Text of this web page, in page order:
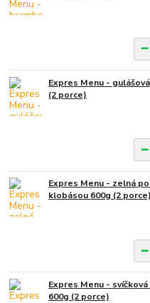
Expres Menu -
(2 porce)
Expres Menu - zelná
klobásou 600g (2 porce)
Expres Menu -
600g (2 porce)